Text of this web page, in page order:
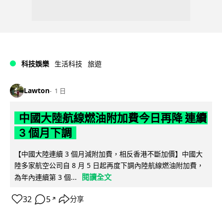
科技娛樂 生活科技 旅遊
Lawton 1 日
中國大陸航線燃油附加費今日再降 連續
3 個月下調
【中國大陸連續 3 個月減附加費，相反香港不斷加價】中國大
陸多家航空公司自 8 月 5 日起再度下調內陸航線燃油附加費，
為年內連續第 3 個...
閱讀全文
32 5 ↗ 分享